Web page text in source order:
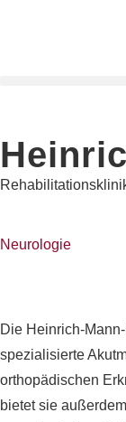
Neurologie
Die Heinrich-
spezialisierte
orthopädischen
bietet sie